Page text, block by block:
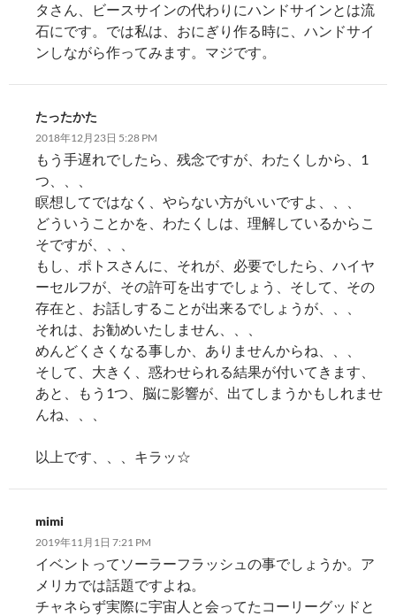
タさん、ビースサインの代わりにハンドサインとは流
石にです。では私は、おにぎり作る時に、ハンドサイ
ンしながら作ってみます。マジです。
たったかた
2018年12月23日 5:28 PM
もう手遅れでしたら、残念ですが、わたくしから、1
つ、、、
瞑想してではなく、やらない方がいいですよ、、、
どういうことかを、わたくしは、理解しているからこ
そですが、、、
もし、ポトスさんに、それが、必要でしたら、ハイヤ
ーセルフが、その許可を出すでしょう、そして、その
存在と、お話しすることが出来るでしょうが、、、
それは、お勧めいたしません、、、
めんどくさくなる事しか、ありませんからね、、、
そして、大きく、惑わせられる結果が付いてきます、
あと、もう1つ、脳に影響が、出てしまうかもしれませ
んね、、、
以上です、、、キラッ☆
mimi
2019年11月1日 7:21 PM
イベントってソーラーフラッシュの事でしょうか。ア
メリカでは話題ですよね。
チャネらず実際に宇宙人と会ってたコーリーグッドと